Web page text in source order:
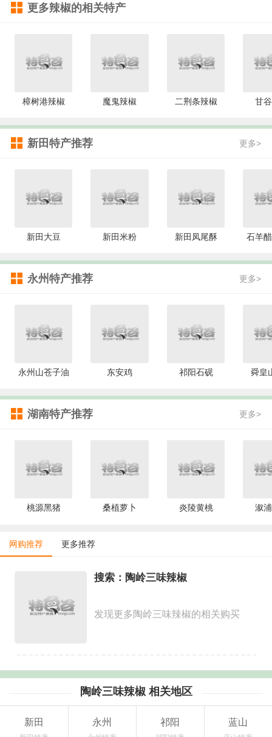
更多辣椒的相关特产
樟树港辣椒 魔鬼辣椒 二荆条辣椒 甘
新田特产推荐 更多>
新田大豆 新田米粉 新田凤尾酥 石羊
永州特产推荐 更多>
永州山苍子油 东安鸡 祁阳石砚 舜皇
湖南特产推荐 更多>
桃源黑猪 桑植萝卜 炎陵黄桃 溆
网购推荐 更多推荐
搜索：陶岭三味辣椒
发现更多陶岭三味辣椒的相关购买
陶岭三味辣椒 相关地区
新田 永州 祁阳 蓝山